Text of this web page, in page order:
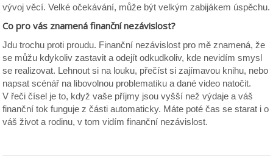
vývoj věcí. Velké očekávání, může být velkým zabijákem úspěchu.
Co pro vás znamená finanční nezávislost?
Jdu trochu proti proudu. Finanční nezávislost pro mě znamená, že
se můžu kdykoliv zastavit a odejít odkudkoliv, kde nevidím smysl
se realizovat. Lehnout si na louku, přečíst si zajímavou knihu, nebo
napsat scénář na libovolnou problematiku a dané video natočit.
V řeči čísel je to, když vaše příjmy jsou vyšší než výdaje a váš
finanční tok funguje z části automaticky. Máte poté čas se starat i o
váš život a rodinu, v tom vidím finanční nezávislost.